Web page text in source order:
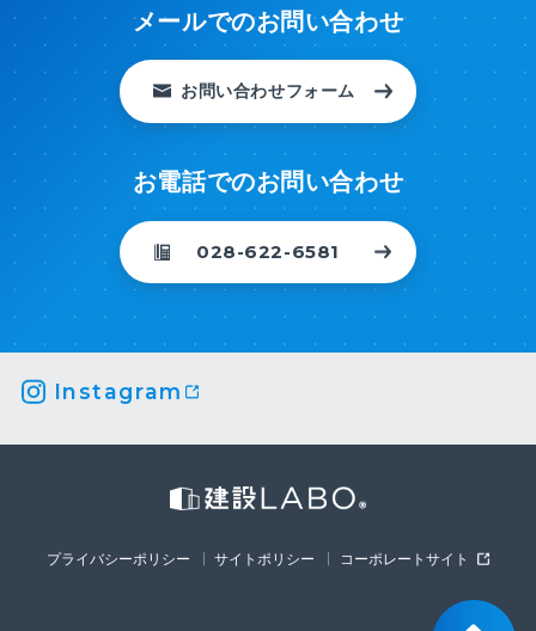
メールでのお問い合わせ
お問い合わせフォーム
お電話でのお問い合わせ
028-622-6581
Instagram
プライバシーポリシー サイトポリシー コーポレートサイト